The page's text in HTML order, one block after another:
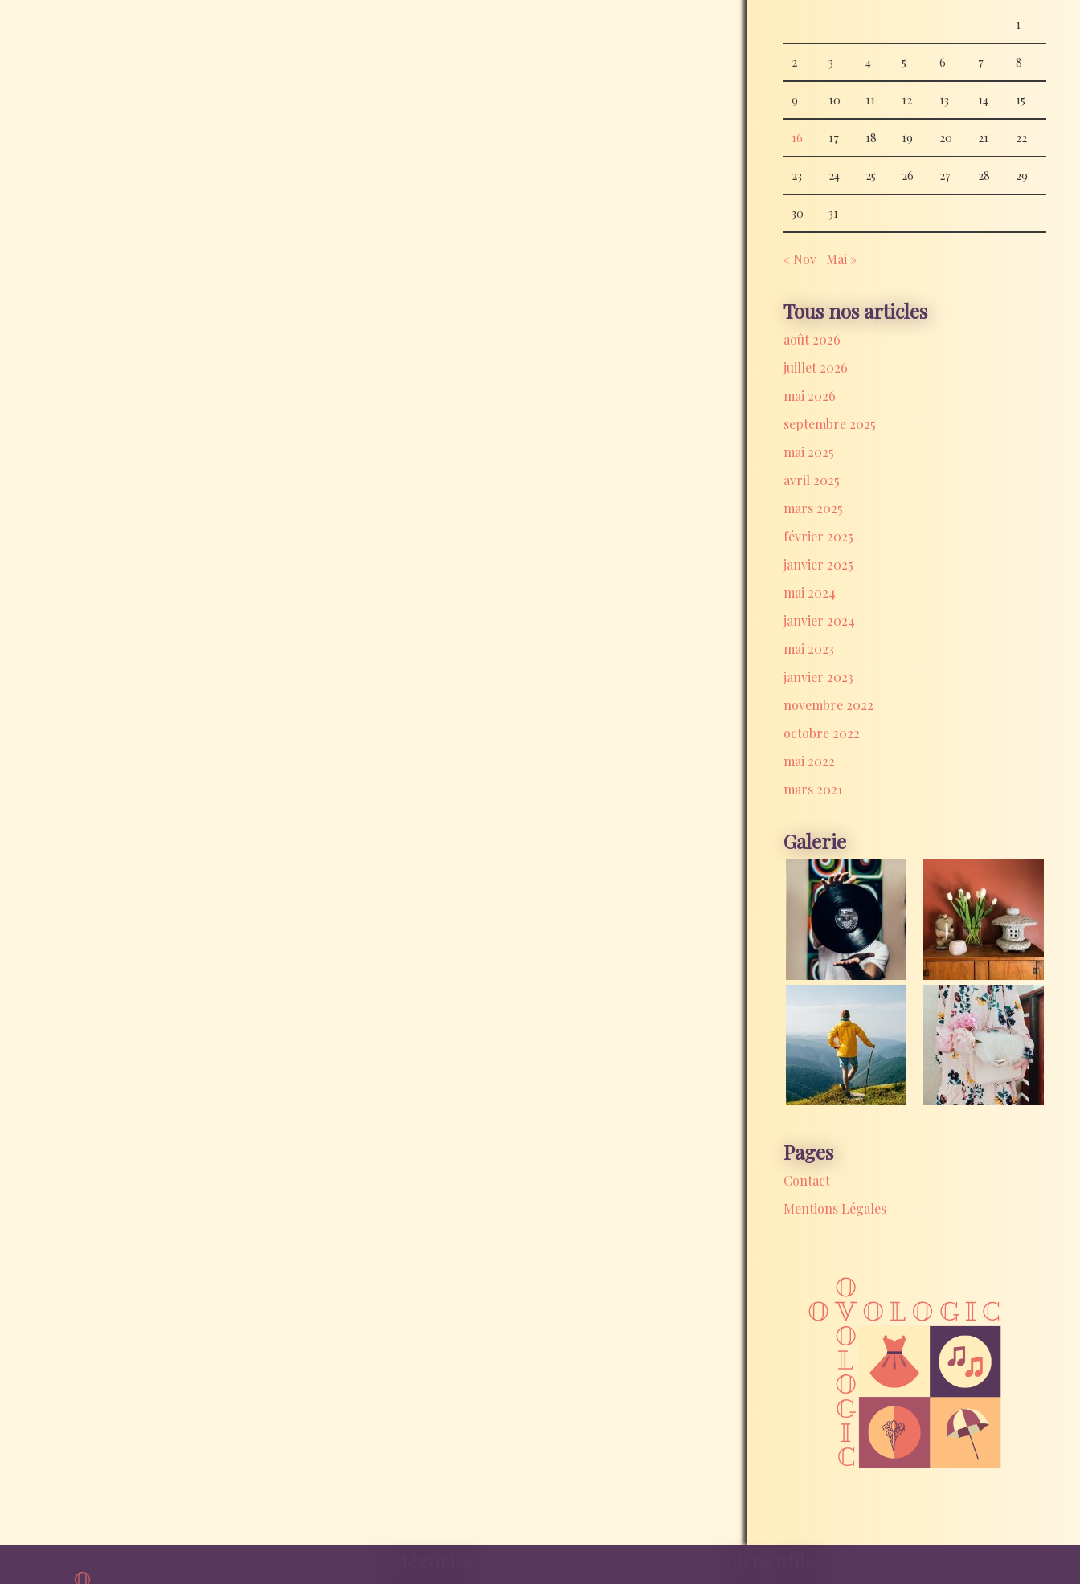
1
2 3 4 5 6 7 8
9 10 11 12 13 14 15
16 17 18 19 20 21 22
23 24 25 26 27 28 29
30 31
« Nov Mai »
Tous nos articles
août 2026
juillet 2026
mai 2026
septembre 2025
mai 2025
avril 2025
mars 2025
février 2025
janvier 2025
mai 2024
janvier 2024
mai 2023
janvier 2023
novembre 2022
octobre 2022
mai 2022
mars 2021
Galerie
Pages
Contact
Mentions Légales